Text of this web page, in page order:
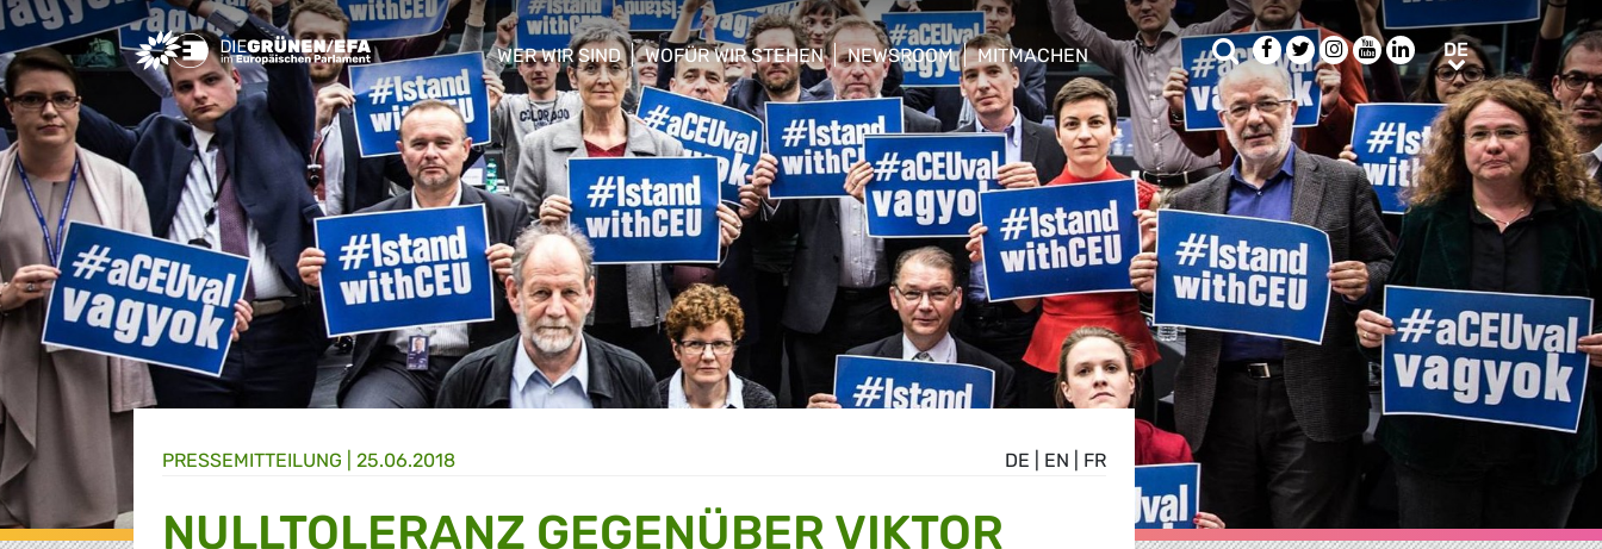
Greens/EFA Home
WER WIR SIND
show/hide sub menu
WOFÜR WIR STEHEN
show/hide sub menu
NEWSROOM
show/hide sub menu
MITMACHEN
show/hide sub menu
SucheFacebook
TwitterInstagram
Youtube
LinkedIn
DEDE
DE EN FR
PRESSE­MITTEILUNG 25.06.2018
NULLTOLERANZ GEGENÜBER VIKTOR